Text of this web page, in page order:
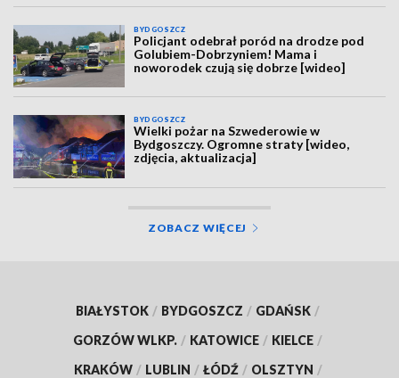
BYDGOSZCZ
Policjant odebrał poród na drodze pod
Golubiem-Dobrzyniem! Mama i
noworodek czują się dobrze [wideo]
BYDGOSZCZ
Wielki pożar na Szwederowie w
Bydgoszczy. Ogromne straty [wideo,
zdjęcia, aktualizacja]
ZOBACZ WIĘCEJ
BIAŁYSTOK / BYDGOSZCZ / GDAŃSK /
GORZÓW WLKP. / KATOWICE / KIELCE /
KRAKÓW / LUBLIN / ŁÓDŹ / OLSZTYN /